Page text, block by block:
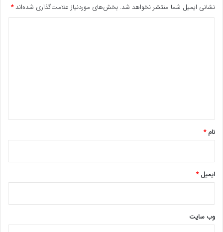
اما می گویند روشنایی صبح نزدیک است ،یعنی فقط باید کمی
نشانی ایمیل شما منتشر نخواهد شد. بخش‌های موردنیاز علامت‌گذاری شده‌اند*
نام*
ایمیل*
وب‌ سایت